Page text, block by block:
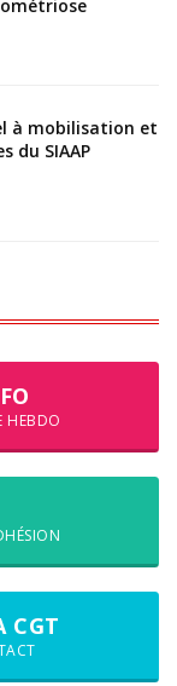
à mobilisation et
du SIAAP
HEBDO
CGT